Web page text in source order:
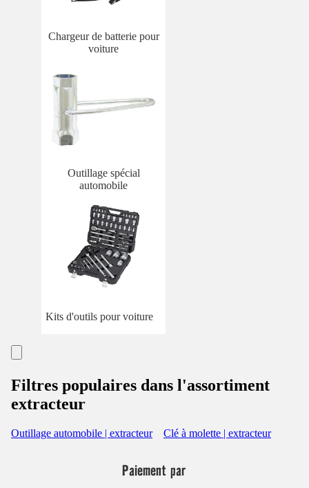
Chargeur de batterie pour
voiture
Outillage spécial
automobile
Kits d'outils pour voiture
Filtres populaires dans l'assortiment
extracteur
Outillage automobile | extracteur Clé à molette | extracteur
Paiement par